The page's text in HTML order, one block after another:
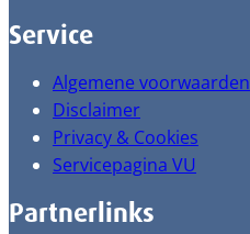
Service
Algemene voorwaarden
Disclaimer
Privacy & Cookies
Servicepagina VU
Partnerlinks